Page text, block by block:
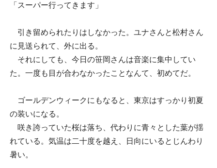
「スーパー行ってきます」
引き留められたりはしなかった。ユナさんと松村さん
に見送られて、外に出る。
それにしても、今日の笹岡さんは音楽に集中してい
た。一度も目が合わなかったことなんて、初めてだ。
ゴールデンウィークにもなると、東京はすっかり初夏
の装いになる。
咲き誇っていた桜は落ち、代わりに青々とした葉が揺
れている。気温は二十度を越え、日向にいるとじんわり
暑い。